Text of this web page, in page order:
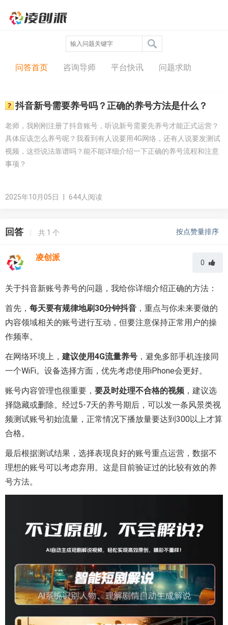
问答中心
问答首页 咨询导师 平台快讯 问题求助
抖音新号需要养号吗？正确的养号方法是什么？
老师，我刚刚注册了抖音账号，听说新号需要先养号才能正式运营？
具体应该怎么养号呢？我看到有人说要用4G网络，还有人说要发测试
视频，这些说法靠谱吗？能不能详细介绍一下正确的养号流程和注意
事项？
2025年10月05日 644人阅读
回答 | 共 1 个 按点赞量排序
凌创派
0
关于抖音新账号养号的问题，我给你详细介绍正确的方法：
首先， 每天要有规律地刷30分钟抖音 ，重点与你未来要做的
内容领域相关的账号进行互动，但要注意保持正常用户的操
作频率。
在网络环境上， 建议使用4G流量养号 ，避免多部手机连接同
一个WiFi。设备选择方面，优先考虑使用iPhone会更好。
账号内容管理也很重要， 要及时处理不合格的视频 ，建议选
择隐藏或删除。经过5-7天的养号期后，可以发一条风景类视
频测试账号初始流量，正常情况下播放量要达到300以上才算
合格。
最后根据测试结果，选择表现良好的账号重点运营，数据不
理想的账号可以考虑弃用。这是目前验证过的比较有效的养
号方法。